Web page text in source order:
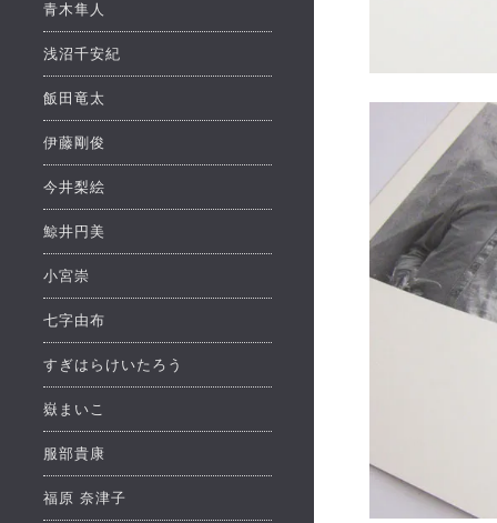
青木隼人
浅沼千安紀
飯田竜太
伊藤剛俊
今井梨絵
鯨井円美
小宮崇
七字由布
すぎはらけいたろう
嶽まいこ
服部貴康
福原 奈津子